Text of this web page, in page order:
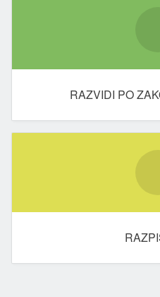
RAZVIDI PO